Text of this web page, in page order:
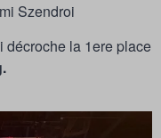
Szendroi
décroche la 1ere place